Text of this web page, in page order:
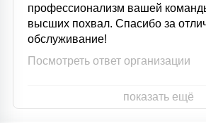
профессионализм вашей
высших похвал. Спасибо за
обслуживание!
Посмотреть ответ организации
показать ещё